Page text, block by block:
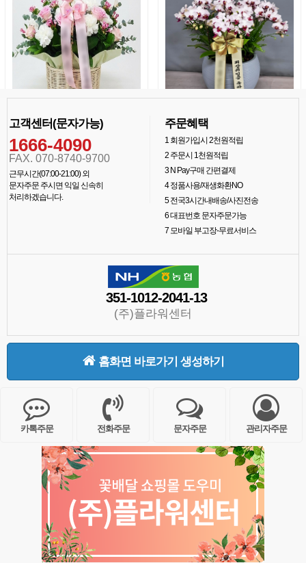
고객센터(문자가능)
1666-4090
FAX. 070-8740-9700
근무시간(07:00-21:00) 외
문자주문 주시면 익일 신속히
처리하겠습니다.
주문혜택
1회원가입시 2천원적립
2주문시 1천원적립
3N Pay구매 간편결제
4정품사용/재생화환NO
5전국3시간내배송/사진전송
6대표번호 문자주문가능
7모바일 부고장-무료서비스
351-1012-2041-13
(주)플라워센터
홈화면 바로가기 생성하기
카톡주문 전화주문 문자주문 관리자주문